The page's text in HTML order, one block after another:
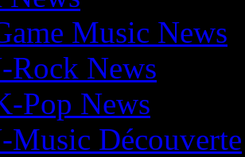
Music News
Rock News
Pop News
Music Découverte